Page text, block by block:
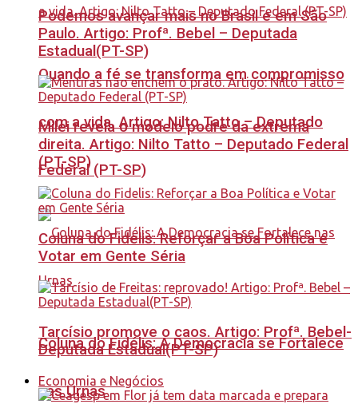
Quando a fé se transforma em compromisso
com a vida. Artigo: Nilto Tatto – Deputado
Federal (PT-SP)
Coluna do Fidélis: A Democracia se Fortalece
nas Urnas
Podemos avançar mais no Brasil e em São
Paulo. Artigo: Profª. Bebel – Deputada
Estadual(PT-SP)
Milei revela o modelo podre da extrema
direita. Artigo: Nilto Tatto – Deputado Federal
(PT-SP)
Coluna do Fidelis: Reforçar a Boa Política e
Votar em Gente Séria
Tarcísio promove o caos. Artigo: Profª. Bebel-
Deputada Estadual(PT-SP)
Economia e Negócios